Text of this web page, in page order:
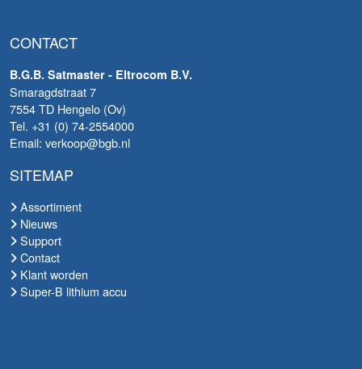
CONTACT
B.G.B. Satmaster - Eltrocom B.V.
Smaragdstraat 7
7554 TD Hengelo (Ov)
Tel. +31 (0) 74-2554000
Email: verkoop@bgb.nl
SITEMAP
Assortiment
Nieuws
Support
Contact
Klant worden
Super-B lithium accu